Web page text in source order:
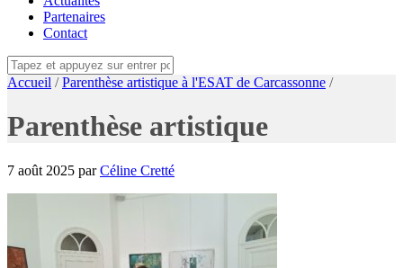
Partenaires
Contact
Accueil /Parenthèse artistique à l'ESAT de Carcassonne /
Parenthèse artistique
7 août 2025 parCéline Cretté